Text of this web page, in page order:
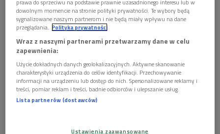
>>> Posłuchaj audycji "O wszystkim z kulturą"
Juliusz Osterwa- aktor, reżyser, dyrektor teatrów i
założyciel Reduty, czyli pierwszego polskiego laboratorium
teatralnego -przez całe swoje życie artystyczne prowadził
zapiski, m.in. w formie raptularzy i dzienników.Niedawno
Instytut Teatralny im. Zbigniewa Raszewskiego w
Warszawie, w opracowaniu i redakcjiWandy
Świątkowskiej, wydał jego
prawa do sprzeciwu na podstawie prawnie uzasadnionego interesu lub w
dowolnym momencie na stronie polityki prywatności. Te wybory będą
sygnalizowane naszym partnerom i nie będą miały wpływu na dane
przeglądania. Polityka prywatności
Wraz z naszymi partnerami przetwarzamy dane w celu
zapewnienia:
Użycie dokładnych danych geolokalizacyjnych. Aktywne skanowanie
charakterystyki urządzenia do celów identyfikacji. Przechowywanie
informacji na urządzeniu lub dostęp do nich. Spersonalizowane reklamy i
treści, pomiar reklam i treści, badnie odbiorców i ulepszanie usług.
Lista partnerów (dostawców)
Ustawienia zaawansowane